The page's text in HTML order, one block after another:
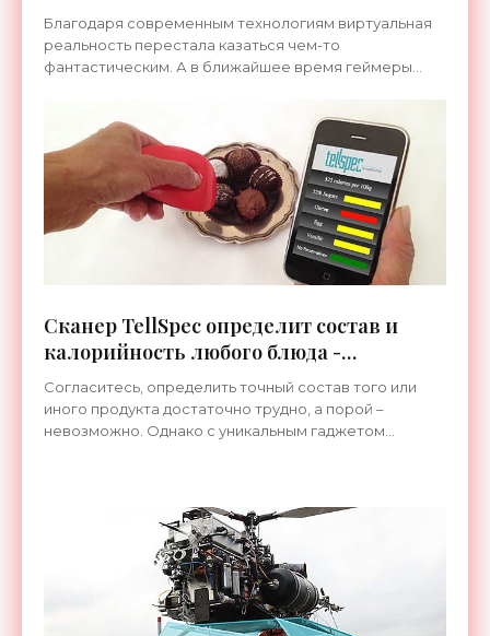
«Гаджеты»
Благодаря современным технологиям виртуальная
реальность перестала казаться чем-то
фантастическим. А в ближайшее время геймеры
Сканер TellSpec определит состав и
калорийность любого блюда -
«Гаджеты»
Согласитесь, определить точный состав того или
иного продукта достаточно трудно, а порой –
невозможно. Однако с уникальным гаджетом